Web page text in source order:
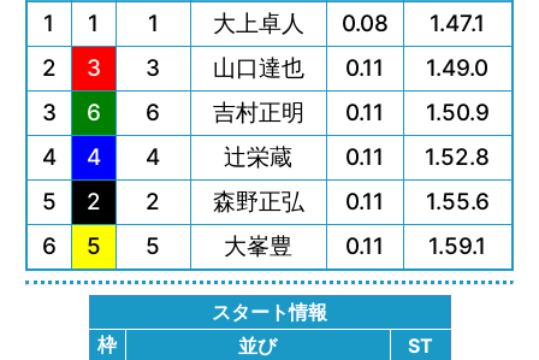
1
1 1 大上卓人 0.08
1.47.1
2
3 3 山口達也 0.11
1.49.0
3
6 6 吉村正明 0.11
1.50.9
4
4 4 辻栄蔵 0.11
1.52.8
5
2 2 森野正弘 0.11
1.55.6
6
5 5 大峯豊 0.11 1.59.1
スタート情報
枠
並び
ST